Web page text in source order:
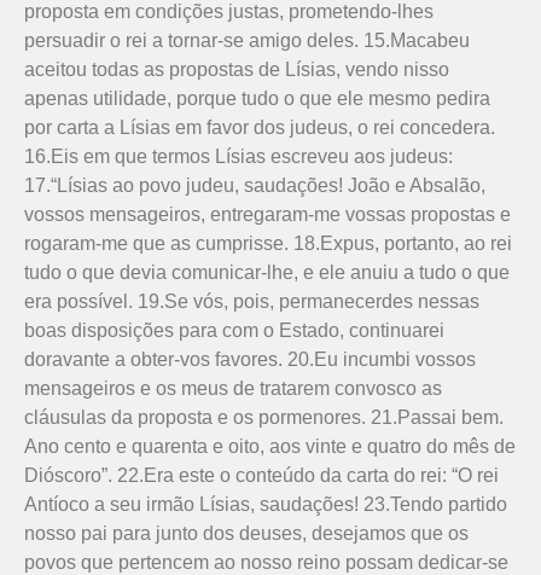
proposta em condições justas, prometendo-lhes
persuadir o rei a tornar-se amigo deles. 15.Macabeu
aceitou todas as propostas de Lísias, vendo nisso
apenas utilidade, porque tudo o que ele mesmo pedira
por carta a Lísias em favor dos judeus, o rei concedera.
16.Eis em que termos Lísias escreveu aos judeus:
17.“Lísias ao povo judeu, saudações! João e Absalão,
vossos mensageiros, entregaram-me vossas propostas e
rogaram-me que as cumprisse. 18.Expus, portanto, ao rei
tudo o que devia comunicar-lhe, e ele anuiu a tudo o que
era possível. 19.Se vós, pois, permanecerdes nessas
boas disposições para com o Estado, continuarei
doravante a obter-vos favores. 20.Eu incumbi vossos
mensageiros e os meus de tratarem convosco as
cláusulas da proposta e os pormenores. 21.Passai bem.
Ano cento e quarenta e oito, aos vinte e quatro do mês de
Dióscoro”. 22.Era este o conteúdo da carta do rei: “O rei
Antíoco a seu irmão Lísias, saudações! 23.Tendo partido
nosso pai para junto dos deuses, desejamos que os
povos que pertencem ao nosso reino possam dedicar-se